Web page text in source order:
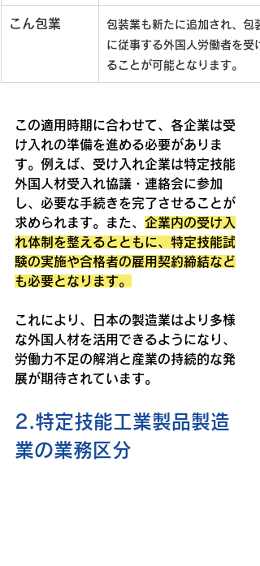
こん包業
包装業も新たに追加され、包
に従事する外国人労働者を受
ることが可能となります。
この適用時期に合わせて、各企業は受
け入れの準備を進める必要がありま
す。例えば、受け入れ企業は特定技能
外国人材受入れ協議・連絡会に参加
し、必要な手続きを完了させることが
求められます。また、 企業内の受け入
れ体制を整えるとともに、特定技能試
験の実施や合格者の雇用契約締結など
も必要となります。
これにより、日本の製造業はより多様
な外国人材を活用できるようになり、
労働力不足の解消と産業の持続的な発
展が期待されています。
2.特定技能工業製品製造
業の業務区分